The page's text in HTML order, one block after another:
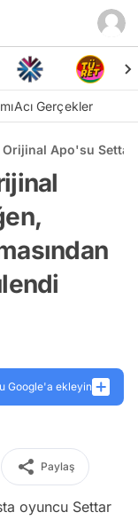
Acı Gerçekler
Orijinal Apo'su
Google'a ekleyin
Paylaş
oyuncu Settar